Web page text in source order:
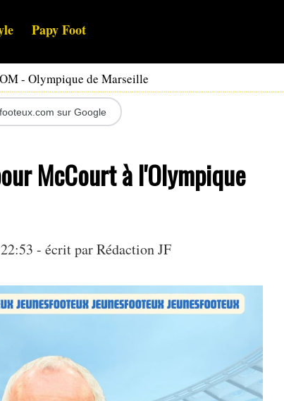
Papy Foot
OM - Olympique de Marseille
sur Google
McCourt à l'Olympique
- écrit par Rédaction JF